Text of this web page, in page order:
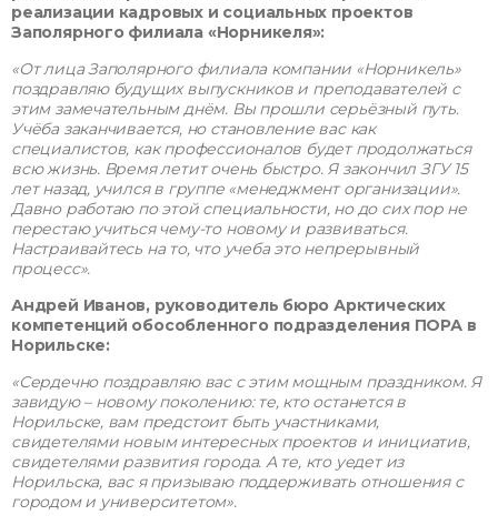
реализации кадровых и социальных проектов
Заполярного филиала «Норникеля»:
«От лица Заполярного филиала компании «Норникель»
поздравляю будущих выпускников и преподавателей с
этим замечательным днём. Вы прошли серьёзный путь.
Учёба заканчивается, но становление вас как
специалистов, как профессионалов будет продолжаться
всю жизнь. Время летит очень быстро. Я закончил ЗГУ 15
лет назад, учился в группе «менеджмент организации».
Давно работаю по этой специальности, но до сих пор не
перестаю учиться чему-то новому и развиваться.
Настраивайтесь на то, что учеба это непрерывный
процесс».
Андрей Иванов, руководитель бюро Арктических
компетенций обособленного подразделения ПОРА в
Норильске:
«Сердечно поздравляю вас с этим мощным праздником. Я
завидую – новому поколению: те, кто останется в
Норильске, вам предстоит быть участниками,
свидетелями новым интересных проектов и инициатив,
свидетелями развития города. А те, кто уедет из
Норильска, вас я призываю поддерживать отношения с
городом и университетом».